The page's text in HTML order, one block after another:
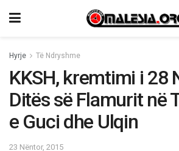
Hyrje Të Ndryshme
KKSH, kremtimi i 28
Ditës së Flamurit në
e Guci dhe Ulqin
23 Nëntor, 2015